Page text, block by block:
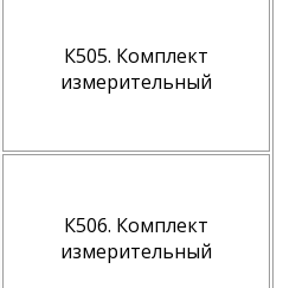
К505. Комплект
измерительный
К506. Комплект
измерительный